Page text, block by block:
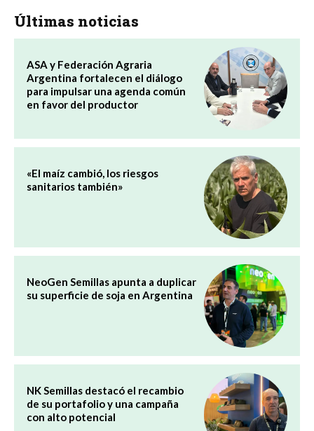
Últimas noticias
ASA y Federación Agraria
Argentina fortalecen el diálogo
para impulsar una agenda común
en favor del productor
«El maíz cambió, los riesgos
sanitarios también»
NeoGen Semillas apunta a duplicar
su superficie de soja en Argentina
NK Semillas destacó el recambio
de su portafolio y una campaña
con alto potencial